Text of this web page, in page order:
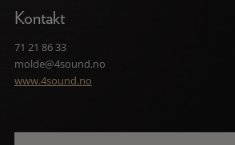
Kontakt
71 21 86 33
molde@4sound.no
www.4sound.no